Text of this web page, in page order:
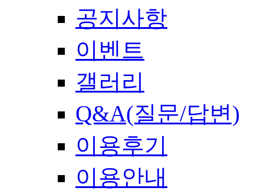
공지사항
이벤트
갤러리
Q&A(질문/답변)
이용후기
이용안내